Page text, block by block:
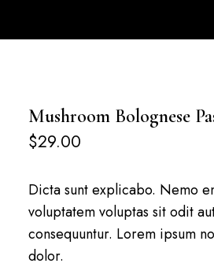
Mushroom Bolognese
$29.00
Dicta sunt explicabo. Nemo
voluptatem voluptas sit odit
consequuntur. Lorem ipsum
dolor.